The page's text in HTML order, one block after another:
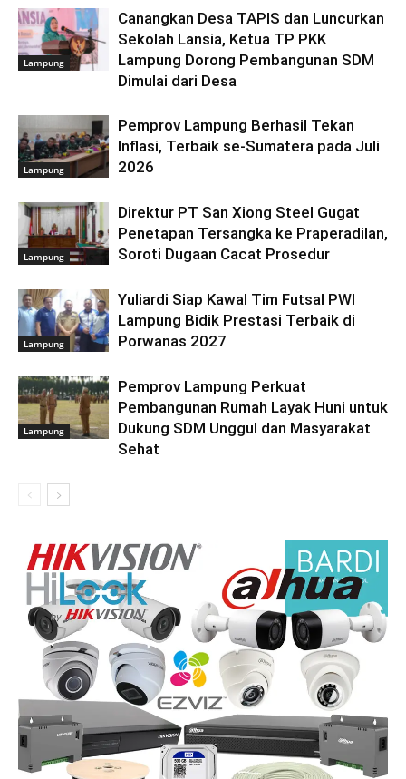
Lampung
Canangkan Desa TAPIS dan Luncurkan
Sekolah Lansia, Ketua TP PKK
Lampung Dorong Pembangunan SDM
Dimulai dari Desa
Lampung
Pemprov Lampung Berhasil Tekan
Inflasi, Terbaik se-Sumatera pada Juli
2026
Lampung
Direktur PT San Xiong Steel Gugat
Penetapan Tersangka ke Praperadilan,
Soroti Dugaan Cacat Prosedur
Lampung
Yuliardi Siap Kawal Tim Futsal PWI
Lampung Bidik Prestasi Terbaik di
Porwanas 2027
Lampung
Pemprov Lampung Perkuat
Pembangunan Rumah Layak Huni untuk
Dukung SDM Unggul dan Masyarakat
Sehat